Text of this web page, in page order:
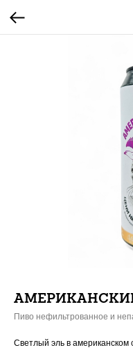
Пиво нефильтрованное и
Светлый эль в